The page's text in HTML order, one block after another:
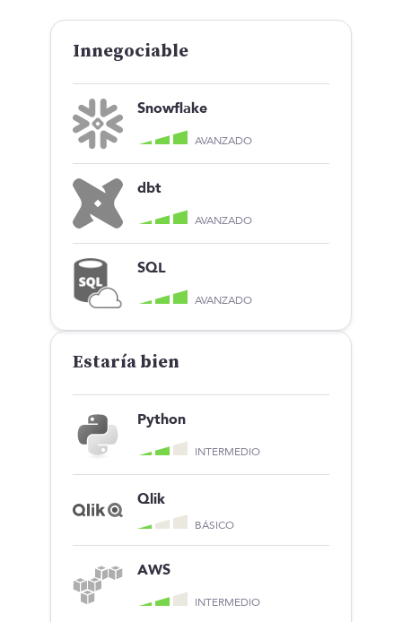
Innegociable
Snowflake
AVANZADO
dbt
AVANZADO
SQL
AVANZADO
Estaría bien
Python
INTERMEDIO
Qlik
BÁSICO
AWS
INTERMEDIO